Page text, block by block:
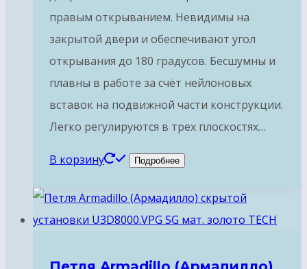
правым открыванием. Невидимы на
закрытой двери и обеспечивают угол
открывания до 180 градусов. Бесшумны и
плавны в работе за счёт нейлоновых
вставок на подвижной части конструкции.
Легко регулируются в трех плоскостях…
В корзину Подробнее